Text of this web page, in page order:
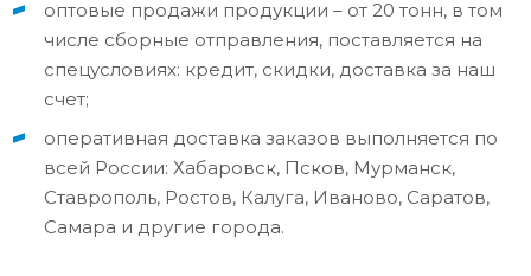
оптовые продажи продукции – от 20 тонн, в том
числе сборные отправления, поставляется на
спецусловиях: кредит, скидки, доставка за наш
счет;
оперативная доставка заказов выполняется по
всей России: Хабаровск, Псков, Мурманск,
Ставрополь, Ростов, Калуга, Иваново, Саратов,
Самара и другие города.